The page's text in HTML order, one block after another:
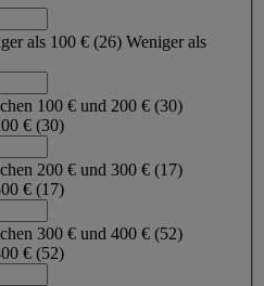
als 100 € (26) Weniger als
100 € und 200 € (30)
€ (30)
200 € und 300 € (17)
€ (17)
300 € und 400 € (52)
€ (52)